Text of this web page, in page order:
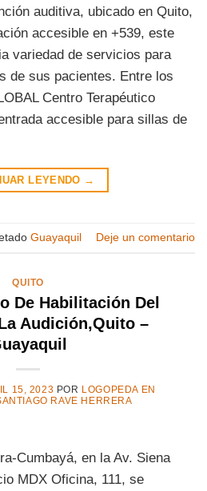
auditiva, ubicado en Quito,
accesible en +539, este
variedad de servicios para
de sus pacientes. Entre los
Centro Terapéutico
accesible para sillas de
LEYENDO →
Guayaquil Deje un comentario
QUITO
De Habilitación Del
Audición,Quito –
15, 2023 POR LOGOPEDA EN
RAVE HERRERA
Cumbayá, en la Av. Siena
MDX Oficina, 111, se